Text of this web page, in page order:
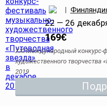
|
22 — 26
169€
XXI Международный конкурс-
художественного творчества
2019